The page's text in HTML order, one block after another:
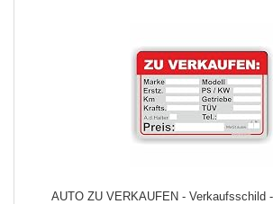
AUTO ZU VERKAUFEN - Verkaufsschild